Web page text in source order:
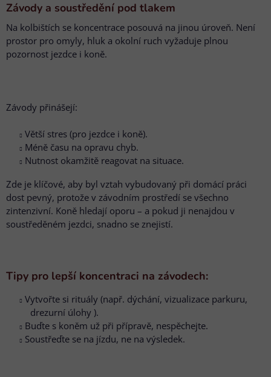
Závody a soustředění pod tlakem
Na kolbištích se koncentrace posouvá na jinou úroveň. Není
prostor pro omyly, hluk a okolní ruch vyžaduje plnou
pozornost jezdce i koně.
Závody přinášejí:
Větší stres (pro jezdce i koně).
Méně času na opravu chyb.
Nutnost okamžitě reagovat na situace.
Zde je klíčové, aby byl vztah vybudovaný při domácí práci
dost pevný, protože v závodním prostředí se všechno
zintenzivní. Koně hledají oporu – a pokud ji nenajdou v
soustředěném jezdci, snadno se znejistí.
Tipy pro lepší koncentraci na závodech:
Vytvořte si rituály (např. dýchání, vizualizace parkuru,
drezurní úlohy ).
Buďte s koněm už při přípravě, nespěchejte.
Soustřeďte se na jízdu, ne na výsledek.